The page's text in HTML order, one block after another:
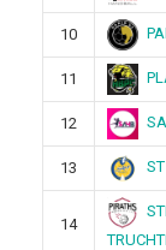
10
11
12
13
14